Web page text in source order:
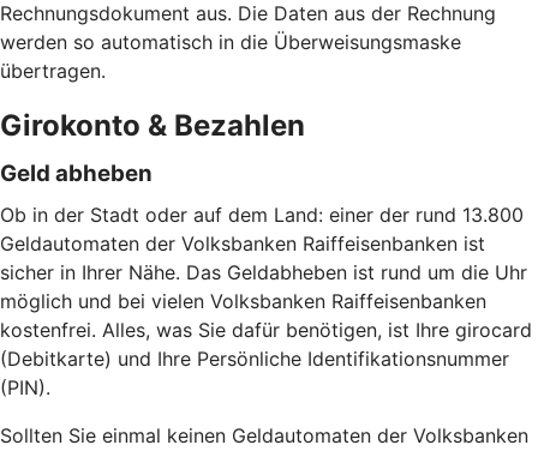
Rechnungsdokument aus. Die Daten aus der Rechnung
werden so automatisch in die Überweisungsmaske
übertragen.
Girokonto & Bezahlen
Geld abheben
Ob in der Stadt oder auf dem Land: einer der rund 13.800
Geldautomaten der Volksbanken Raiffeisenbanken ist
sicher in Ihrer Nähe. Das Geldabheben ist rund um die Uhr
möglich und bei vielen Volksbanken Raiffeisenbanken
kostenfrei. Alles, was Sie dafür benötigen, ist Ihre girocard
(Debitkarte) und Ihre Persönliche Identifikationsnummer
(PIN).
Sollten Sie einmal keinen Geldautomaten der Volksbanken